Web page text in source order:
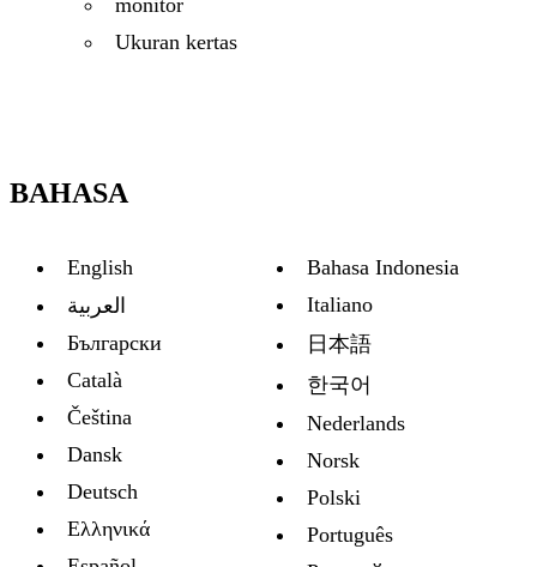
Ukuran kertas
BAHASA
English
العربية
Български
Català
Čeština
Dansk
Deutsch
Ελληνικά
Bahasa Indonesia
Italiano
日本語
한국어
Nederlands
Norsk
Polski
Português